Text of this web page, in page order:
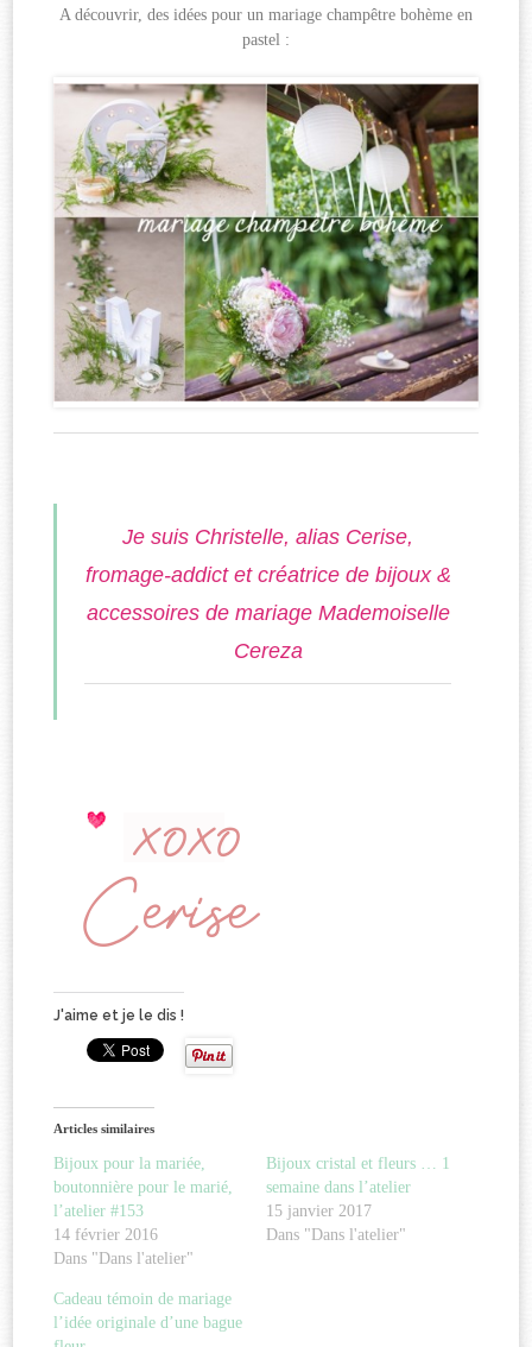
A découvrir, des idées pour un mariage champêtre bohème en
pastel :
Je suis Christelle, alias Cerise,
fromage-addict et créatrice de bijoux &
accessoires de mariage Mademoiselle
Cereza
J'aime et je le dis !
Articles similaires
Bijoux pour la mariée,
boutonnière pour le marié,
l’atelier #153
14 février 2016
Dans "Dans l'atelier"
Bijoux cristal et fleurs … 1
semaine dans l’atelier
15 janvier 2017
Dans "Dans l'atelier"
Cadeau témoin de mariage
l’idée originale d’une bague